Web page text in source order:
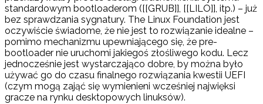
standardowym bootloaderom ([[GRUB]], [[LILO]], itp.) – już
bez sprawdzania sygnatury. The Linux Foundation jest
oczywiście świadome, że nie jest to rozwiązanie idealne –
pomimo mechanizmu upewniającego się, że pre-
bootloader nie uruchomi jakiegoś złośliwego kodu. Lecz
jednocześnie jest wystarczająco dobre, by można było
używać go do czasu finalnego rozwiązania kwestii UEFI
(czym mogą zająć się wymienieni wcześniej najwięksi
gracze na rynku desktopowych linuksów).